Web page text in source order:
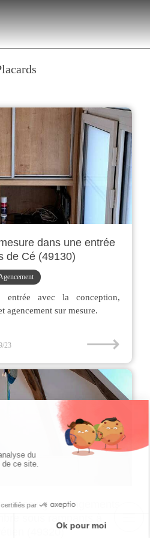
dans une entrée
de Cé (49130)
entrée avec la conception,
agencement sur mesure.
23 ⟶
dressing et rangements
(49320)